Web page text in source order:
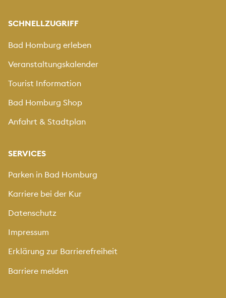
SCHNELLZUGRIFF
Bad Homburg erleben
Veranstaltungskalender
Tourist Information
Bad Homburg Shop
Anfahrt & Stadtplan
SERVICES
Parken in Bad Homburg
Karriere bei der Kur
Datenschutz
Impressum
Erklärung zur Barrierefreiheit
Barriere melden